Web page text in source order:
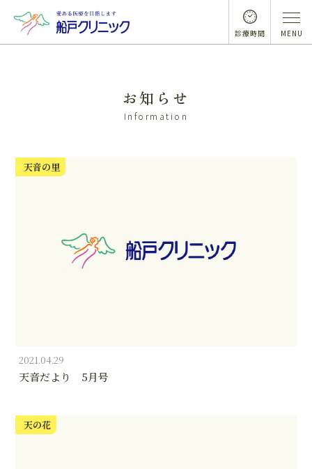
診療時間 MENU
お知らせ
Information
天音の里
2021.04.29
天音だより 5月号
天の花